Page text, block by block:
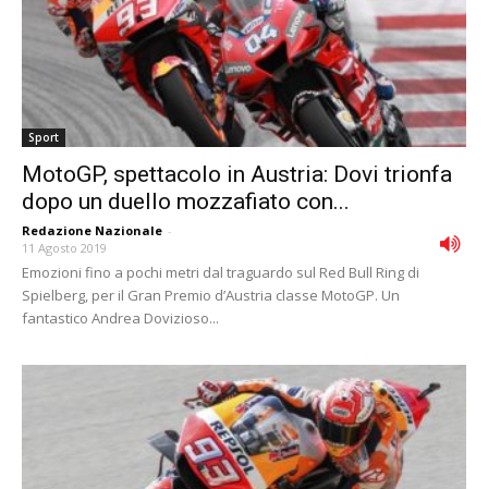
Sport
MotoGP, spettacolo in Austria: Dovi trionfa
dopo un duello mozzafiato con...
Redazione Nazionale -
11 Agosto 2019
Emozioni fino a pochi metri dal traguardo sul Red Bull Ring di
Spielberg, per il Gran Premio d’Austria classe MotoGP. Un
fantastico Andrea Dovizioso...